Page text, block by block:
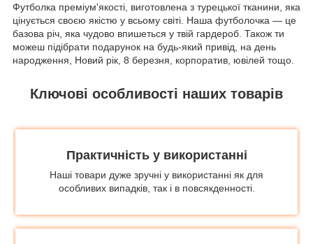
Футболка преміум'якості, виготовлена з турецької тканини, яка
цінується своєю якістю у всьому світі. Наша футболочка — це
базова річ, яка чудово впишеться у твій гардероб. Також ти
можеш підібрати подарунок на будь-який привід, на день
народження, Новий рік, 8 березня, корпоратив, ювілей тощо.
Ключові особливості наших товарів
Практичність у використанні
Наші товари дуже зручні у використанні як для
особливих випадків, так і в повсякденності.